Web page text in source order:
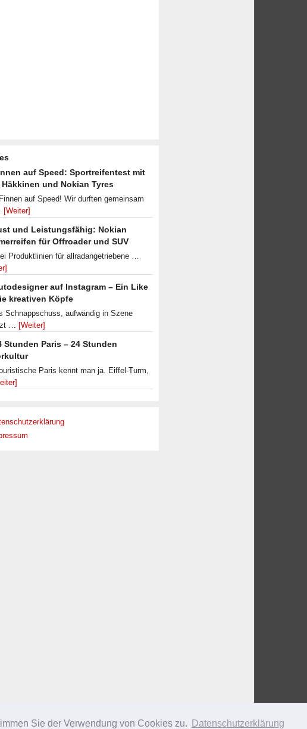
Sie der Verwendung von Cookies zu. Datenschutzerklärung
auf Speed: Sportreifentest mit
Häkkinen und Nokian Tyres
auf Speed! Wir durften gemeinsam
[Weiter]
und Leistungsfähig: Nokian
für Offroader und SUV
Produktlinien für allradangetriebene …
auf Instagram – Ein Like
kreativen Köpfe
Schnappschuss, aufwändig in Szene
… [Weiter]
Stunden Paris – 24 Stunden
Paris kennt man ja. Eiffel-Turm,